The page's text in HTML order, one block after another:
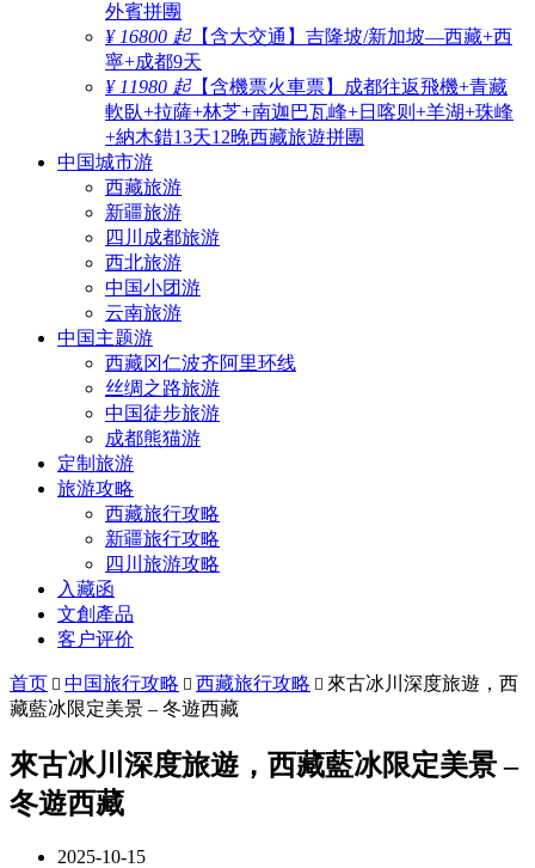
外賓拼團
¥ 16800 起【含大交通】吉隆坡/新加坡—西藏+西
寧+成都9天
¥ 11980 起【含機票火車票】成都往返飛機+青藏
軟臥+拉薩+林芝+南迦巴瓦峰+日喀则+羊湖+珠峰
+納木錯13天12晚西藏旅遊拼團
中国城市游
西藏旅游
新疆旅游
四川成都旅游
西北旅游
中国小团游
云南旅游
中国主题游
西藏冈仁波齐阿里环线
丝绸之路旅游
中国徒步旅游
成都熊猫游
定制旅游
旅游攻略
西藏旅行攻略
新疆旅行攻略
四川旅游攻略
入藏函
文創產品
客户评价
首页  中国旅行攻略  西藏旅行攻略  來古冰川深度旅遊，西
藏藍冰限定美景 – 冬遊西藏
來古冰川深度旅遊，西藏藍冰限定美景 –
冬遊西藏
2025-10-15